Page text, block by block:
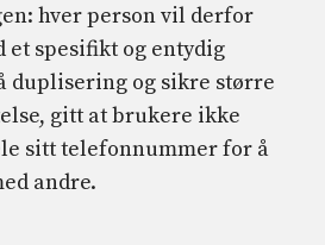
hver person vil derfor
et spesifikt og entydig
duplisering og sikre større
gitt at brukere ikke
sitt telefonnummer for å
andre.